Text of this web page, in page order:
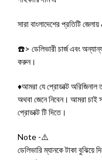
সারা বাংলাদেশের প্রতিটি
☎️> ডেলিভারী চার্জ এবং
করুন।
♦️আমরা যে প্রোডাক্ট অরিজিনাল
অথবা জেনে নিবেন। আমরা চাই
প্রোডাক্ট টি দিতে।
Note -⚠️
ডেলিভারি ম্যানকে টাকা বুঝিয়ে